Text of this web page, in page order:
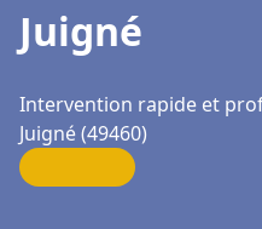
Juigné
Intervention rapide et
Juigné (49460)